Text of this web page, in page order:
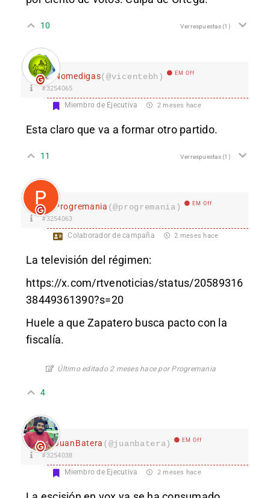
10 Ver respuestas(1)
Nomedigas(@vicentebh) EM Off
#3254065
Miembro de Ejecutiva 2 meses hace
Esta claro que va a formar otro partido.
11 Ver respuestas(1)
Progremania (@progremania) EM Off
#3254063
Colaborador de campaña 2 meses hace
La televisión del régimen:
https://x.com/rtvenoticias/status/20589316
38449361390?s=20
Huele a que Zapatero busca pacto con la
fiscalía.
Último editado 2 meses hace por Progremania
4
JuanBatera (@juanbatera) EM Off
#3254038
Miembro de Ejecutiva 2 meses hace